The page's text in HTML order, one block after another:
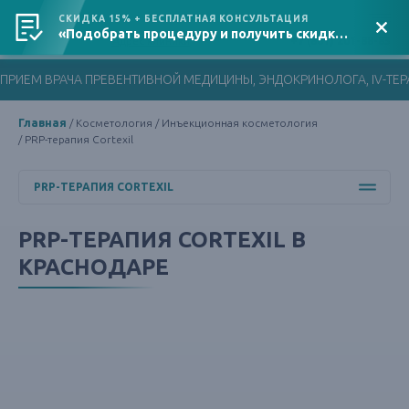
Адрес клиники +7 (861) 201-88-83
ПРИЕМ ВРАЧА ПРЕВЕНТИВНОЙ МЕДИЦИНЫ, ЭНДОКРИНОЛОГА, IV-
Главная Косметология
Инъекционная косметология
PRP-терапия Cortexil
PRP-ТЕРАПИЯ CORTEXIL
PRP-ТЕРАПИЯ CORTEXIL В
КРАСНОДАРЕ
СКИДКА 15% + БЕСПЛАТНАЯ КОНСУЛЬТАЦИЯ
«Подобрать процедуру и получить скидку»